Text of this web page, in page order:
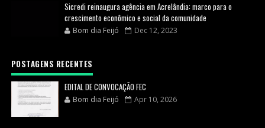
Sicredi reinaugura agência em Acrelândia: marco para o
crescimento econômico e social da comunidade
Bom dia Feijó Dec 12, 2023
POSTAGENS RECENTES
EDITAL DE CONVOCAÇÃO FEC
Bom dia Feijó Apr 10, 2026